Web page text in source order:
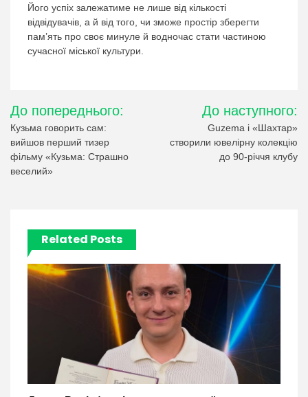
Його успіх залежатиме не лише від кількості
відвідувачів, а й від того, чи зможе простір зберегти
пам’ять про своє минуле й водночас стати частиною
сучасної міської культури.
Навігація
записів
До попереднього:
Кузьма говорить сам:
вийшов перший тизер
фільму «Кузьма: Страшно
веселий»
До наступного:
Guzema і «Шахтар»
створили ювелірну колекцію
до 90-річчя клубу
Related Posts